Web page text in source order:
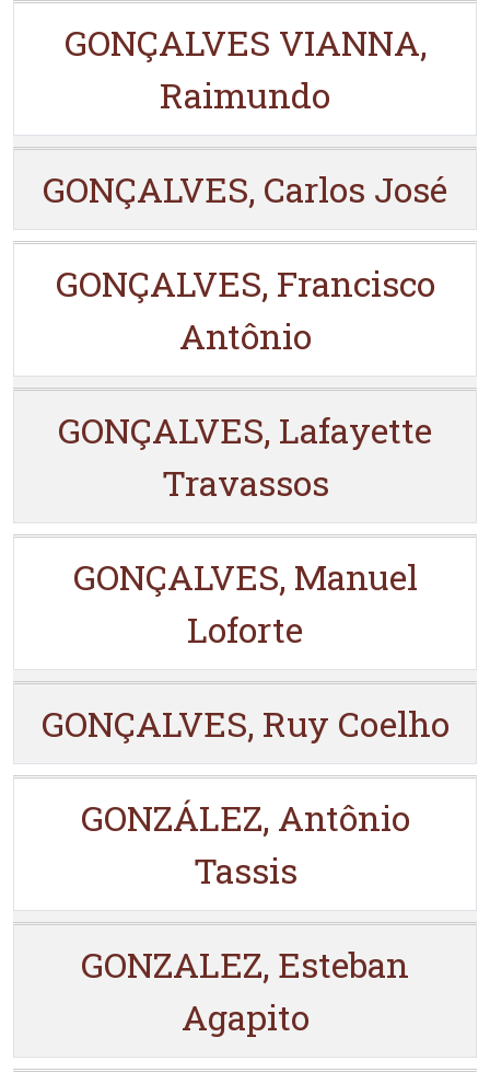
GONÇALVES VIANNA,
Raimundo
GONÇALVES, Carlos José
GONÇALVES, Francisco
Antônio
GONÇALVES, Lafayette
Travassos
GONÇALVES, Manuel
Loforte
GONÇALVES, Ruy Coelho
GONZÁLEZ, Antônio
Tassis
GONZALEZ, Esteban
Agapito